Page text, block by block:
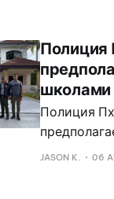
Полиция
школами
Полиция
JASON K. 06